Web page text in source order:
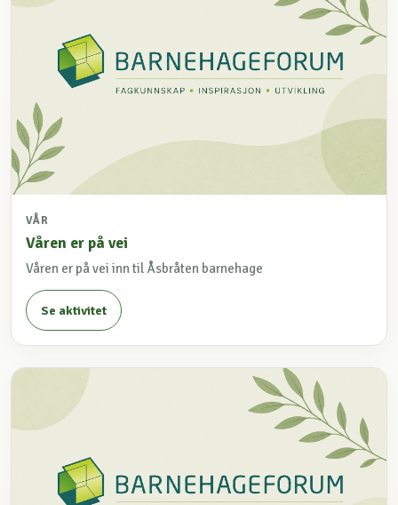
VÅR
Våren er på vei
Våren er på vei inn til Åsbråten barnehage
Se aktivitet